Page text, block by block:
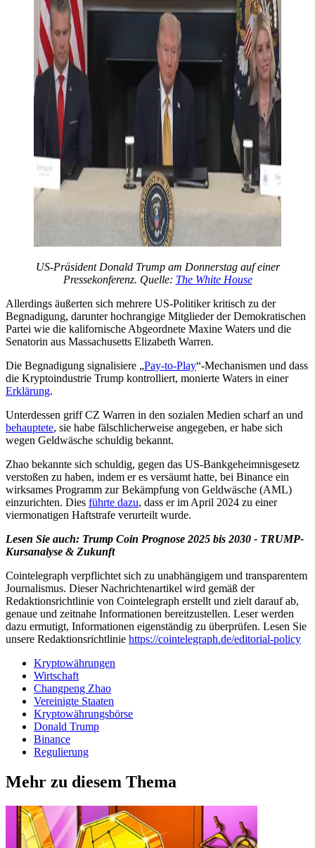
US-Präsident Donald Trump am Donnerstag auf einer
Pressekonferenz. Quelle: The White House
Allerdings äußerten sich mehrere US-Politiker kritisch zu der
Begnadigung, darunter hochrangige Mitglieder der Demokratischen
Partei wie die kalifornische Abgeordnete Maxine Waters und die
Senatorin aus Massachusetts Elizabeth Warren.
Die Begnadigung signalisiere „Pay-to-Play“-Mechanismen und dass
die Kryptoindustrie Trump kontrolliert, monierte Waters in einer
Erklärung.
Unterdessen griff CZ Warren in den sozialen Medien scharf an und
behauptete, sie habe fälschlicherweise angegeben, er habe sich
wegen Geldwäsche schuldig bekannt.
Zhao bekannte sich schuldig, gegen das US-Bankgeheimnisgesetz
verstoßen zu haben, indem er es versäumt hatte, bei Binance ein
wirksames Programm zur Bekämpfung von Geldwäsche (AML)
einzurichten. Dies führte dazu, dass er im April 2024 zu einer
viermonatigen Haftstrafe verurteilt wurde.
Lesen Sie auch: Trump Coin Prognose 2025 bis 2030 - TRUMP-
Kursanalyse & Zukunft
Cointelegraph verpflichtet sich zu unabhängigem und transparentem
Journalismus. Dieser Nachrichtenartikel wird gemäß der
Redaktionsrichtlinie von Cointelegraph erstellt und zielt darauf ab,
genaue und zeitnahe Informationen bereitzustellen. Leser werden
dazu ermutigt, Informationen eigenständig zu überprüfen. Lesen Sie
unsere Redaktionsrichtlinie https://cointelegraph.de/editorial-policy
Kryptowährungen
Wirtschaft
Changpeng Zhao
Vereinigte Staaten
Kryptowährungsbörse
Donald Trump
Binance
Regulierung
Mehr zu diesem Thema